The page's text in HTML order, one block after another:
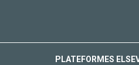
PLATEFORMES